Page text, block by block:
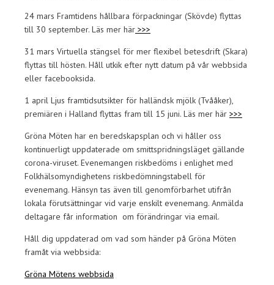
24 mars Framtidens hållbara förpackningar (Skövde) flyttas
till 30 september. Läs mer här >>>
31 mars Virtuella stängsel för mer flexibel betesdrift (Skara)
flyttas till hösten. Håll utkik efter nytt datum på vår webbsida
eller facebooksida.
1 april Ljus framtidsutsikter för halländsk mjölk (Tvååker),
premiären i Halland flyttas fram till 15 juni. Läs mer här >>>
Gröna Möten har en beredskapsplan och vi håller oss
kontinuerligt uppdaterade om smittspridningsläget gällande
corona-viruset. Evenemangen riskbedöms i enlighet med
Folkhälsomyndighetens riskbedömningstabell för
evenemang. Hänsyn tas även till genomförbarhet utifrån
lokala förutsättningar vid varje enskilt evenemang. Anmälda
deltagare får information om förändringar via email.
Håll dig uppdaterad om vad som händer på Gröna Möten
framåt via webbsida:
Gröna Mötens webbsida